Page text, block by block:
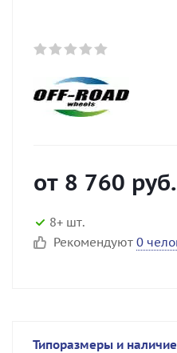
от 8 760 руб.
8+ шт.
Рекомендуют 0
Типоразмеры и наличие